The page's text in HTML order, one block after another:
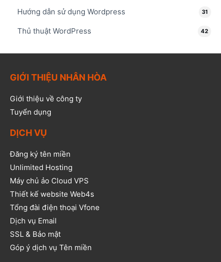
Hướng dẫn sử dụng Wordpress 31
Thủ thuật WordPress 42
GIỚI THIỆU NHÂN HÒA
Giới thiệu về công ty
Tuyển dụng
DỊCH VỤ
Đăng ký tên miền
Unlimited Hosting
Máy chủ ảo Cloud VPS
Thiết kế website Web4s
Tổng đài điện thoại Vfone
Dịch vụ Email
SSL & Bảo mật
Góp ý dịch vụ Tên miền